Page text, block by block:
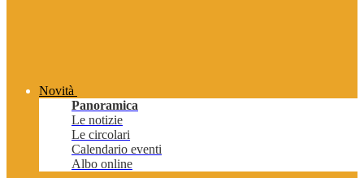
Novità
Panoramica
Le notizie
Le circolari
Calendario eventi
Albo online